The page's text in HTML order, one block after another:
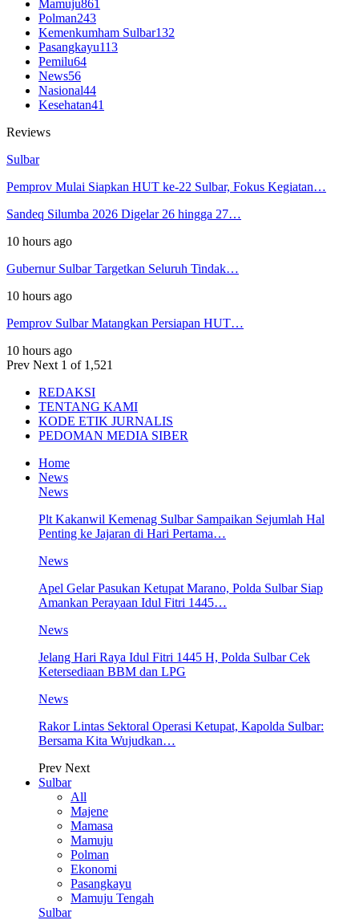
Mamuju861
Polman243
Kemenkumham Sulbar132
Pasangkayu113
Pemilu64
News56
Nasional44
Kesehatan41
Reviews
Sulbar
Pemprov Mulai Siapkan HUT ke-22 Sulbar, Fokus Kegiatan…
Sandeq Silumba 2026 Digelar 26 hingga 27…
10 hours ago
Gubernur Sulbar Targetkan Seluruh Tindak…
10 hours ago
Pemprov Sulbar Matangkan Persiapan HUT…
10 hours ago
Prev Next 1 of 1,521
REDAKSI
TENTANG KAMI
KODE ETIK JURNALIS
PEDOMAN MEDIA SIBER
Home
News
News
Plt Kakanwil Kemenag Sulbar Sampaikan Sejumlah Hal
Penting ke Jajaran di Hari Pertama…
News
Apel Gelar Pasukan Ketupat Marano, Polda Sulbar Siap
Amankan Perayaan Idul Fitri 1445…
News
Jelang Hari Raya Idul Fitri 1445 H, Polda Sulbar Cek
Ketersediaan BBM dan LPG
News
Rakor Lintas Sektoral Operasi Ketupat, Kapolda Sulbar:
Bersama Kita Wujudkan…
Prev Next
Sulbar
All
Majene
Mamasa
Mamuju
Polman
Ekonomi
Pasangkayu
Mamuju Tengah
Sulbar